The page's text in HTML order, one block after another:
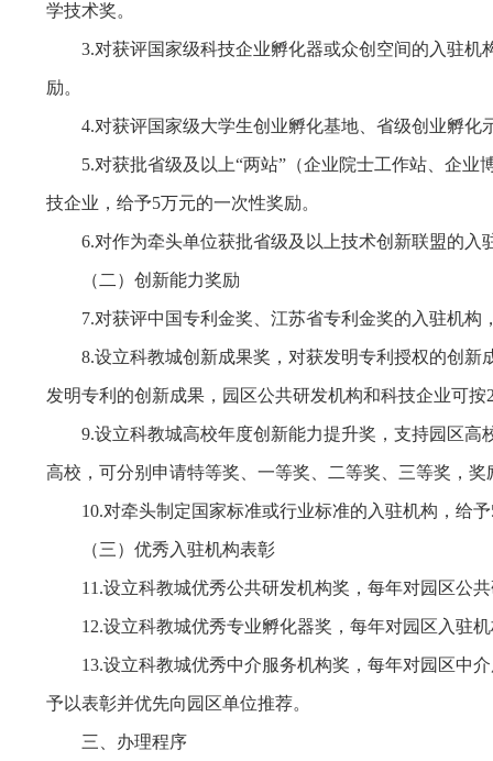
学技术奖。
3.对获评国家级科技企业孵化器或众创空间的入驻
励。
4.对获评国家级大学生创业孵化基地、省级创业孵
5.对获批省级及以上“两站”（企业院士工作站、企
技企业，给予5万元的一次性奖励。
6.对作为牵头单位获批省级及以上技术创新联盟的
（二）创新能力奖励
7.对获评中国专利金奖、江苏省专利金奖的入驻机构
8.设立科教城创新成果奖，对获发明专利授权的创
发明专利的创新成果，园区公共研发机构和科技企业可
9.设立科教城高校年度创新能力提升奖，支持园区高
高校，可分别申请特等奖、一等奖、二等奖、三等奖，
10.对牵头制定国家标准或行业标准的入驻机构，给
（三）优秀入驻机构表彰
11.设立科教城优秀公共研发机构奖，每年对园区公
12.设立科教城优秀专业孵化器奖，每年对园区入驻
13.设立科教城优秀中介服务机构奖，每年对园区中
予以表彰并优先向园区单位推荐。
三、办理程序